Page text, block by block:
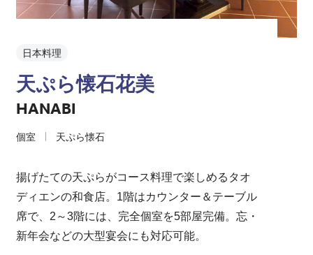
日本料理
天ぷら懐石花美
HANABI
個室 天ぷら懐石
揚げたての天ぷらがコース料理で楽しめるタオ
ディエンの和食店。1階はカウンター＆テーブル
席で、2～3階には、完全個室を5部屋完備。忘・
新年会などの大型宴会にも対応可能。